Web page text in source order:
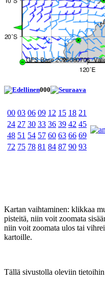
000
00 03 06 09 12 15 18 21
24 27 30 33 36 39 42 45
48 51 54 57 60 63 66 69
72 75 78 81 84 87 90 93
Kartan vaihtaminen: klikkaa
pisteitä, niin voit zoomata
niin voit zoomata ulos tai
kartoille.
Tällä sivustolla oleviin tietoihin